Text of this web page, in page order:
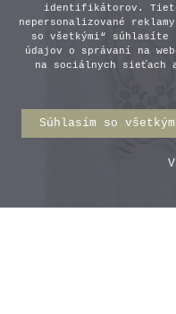
identifikátorov. Tieto
nepersonalizované
so všetkými“ súhlasíte
údajov o správaní na
na sociálnych sieťach
Súhlasím so